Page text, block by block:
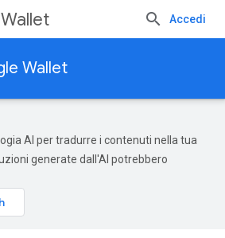
Wallet Accedi
Wallet
AI per tradurre i contenuti nella tua
generate dall'AI potrebbero